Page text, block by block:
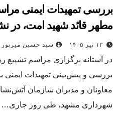
بررسی تمهیدات ایمنی
مطهر قائد شهید امت، در
سازمان آتش‌نشانی مشهد
۱۲ تیر ۱۴۰۵ سید حسین میرپور
در آستانه برگزاری مراسم
بررسی و پیش‌بینی تمهیدات ایمنی
معاونان و مدیران سازمان
شهرداری مشهد، طی روز جاری…